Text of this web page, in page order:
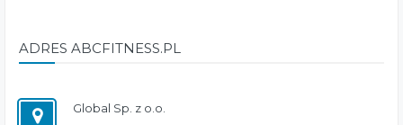
ADRES ABCFITNESS.PL
Global Sp. z o.o.